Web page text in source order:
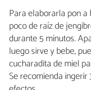
Para elaborarla pon
poco de raíz de
durante 5 minutos.
luego sirve y bebe,
cucharadita de miel
Se recomienda